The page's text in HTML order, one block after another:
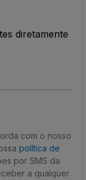
diretamente
com o nosso
política de
por SMS da
a qualquer